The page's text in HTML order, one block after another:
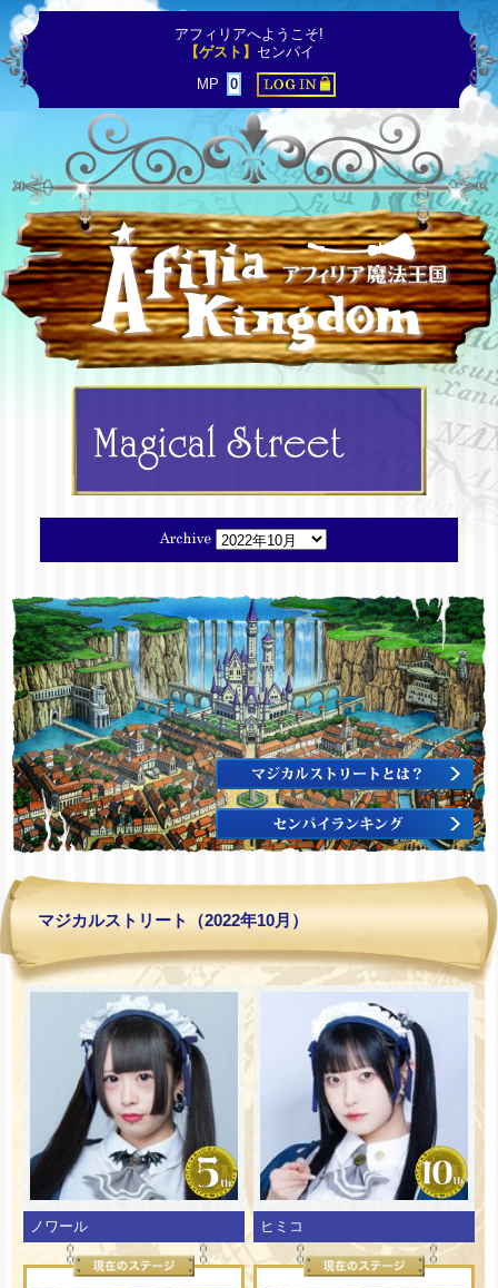
アフィリアへようこそ!
【ゲスト】 センパイ
MP
0
マジカルストリート（2022年10月）
ノワール ヒミコ